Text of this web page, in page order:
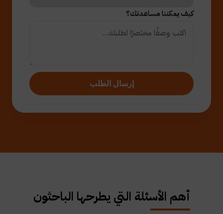
كيف يمكننا مساعدتك؟
إرسال الطلب
أهم الأسئلة التي يطرحها الباحثون